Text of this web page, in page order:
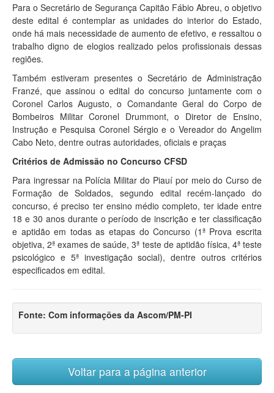
Para o Secretário de Segurança Capitão Fábio Abreu, o objetivo
deste edital é contemplar as unidades do interior do Estado,
onde há mais necessidade de aumento de efetivo, e ressaltou o
trabalho digno de elogios realizado pelos profissionais dessas
regiões.
Também estiveram presentes o Secretário de Administração
Franzé, que assinou o edital do concurso juntamente com o
Coronel Carlos Augusto, o Comandante Geral do Corpo de
Bombeiros Militar Coronel Drummont, o Diretor de Ensino,
Instrução e Pesquisa Coronel Sérgio e o Vereador do Angelim
Cabo Neto, dentre outras autoridades, oficiais e praças
Critérios de Admissão no Concurso CFSD
Para ingressar na Polícia Militar do Piauí por meio do Curso de
Formação de Soldados, segundo edital recém-lançado do
concurso, é preciso ter ensino médio completo, ter idade entre
18 e 30 anos durante o período de inscrição e ter classificação
e aptidão em todas as etapas do Concurso (1ª Prova escrita
objetiva, 2ª exames de saúde, 3ª teste de aptidão física, 4ª teste
psicológico e 5ª investigação social), dentre outros critérios
especificados em edital.
Fonte: Com informações da Ascom/PM-PI
Voltar para a página anterior